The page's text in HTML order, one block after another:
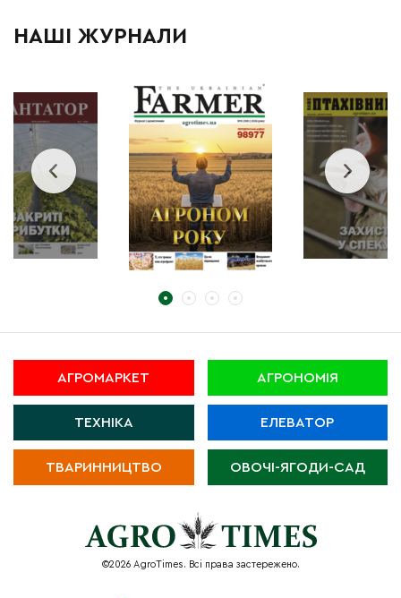
НАШІ ЖУРНАЛИ
АГРОМАРКЕТ АГРОНОМІЯ
ТЕХНІКА ЕЛЕВАТОР
ТВАРИННИЦТВО ОВОЧІ-ЯГОДИ-САД
©2026 AgroTimes. Всі права застережено.